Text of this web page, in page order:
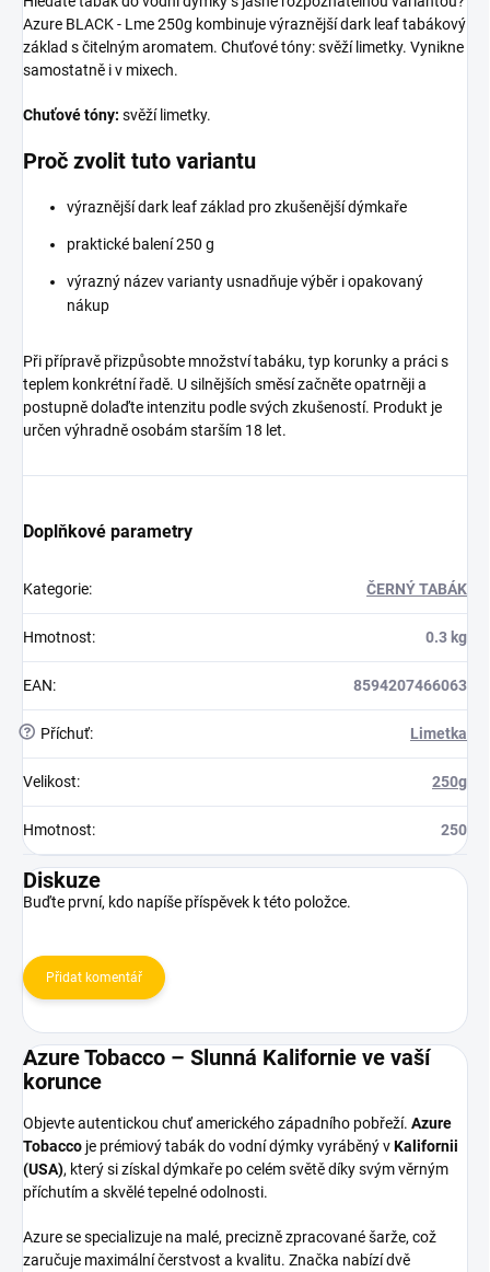
Azure BLACK - Lme 250g kombinuje výraznější dark leaf tabákový
základ s čitelným aromatem. Chuťové tóny: svěží limetky. Vynikne
samostatně i v mixech.
Chuťové tóny: svěží limetky.
Proč zvolit tuto variantu
výraznější dark leaf základ pro zkušenější dýmkaře
praktické balení 250 g
výrazný název varianty usnadňuje výběr i opakovaný
nákup
Při přípravě přizpůsobte množství tabáku, typ korunky a práci s
teplem konkrétní řadě. U silnějších směsí začněte opatrněji a
postupně dolaďte intenzitu podle svých zkušeností. Produkt je
určen výhradně osobám starším 18 let.
Doplňkové parametry
Kategorie: ČERNÝ TABÁK
Hmotnost: 0.3 kg
EAN: 8594207466063
? Příchuť: Limetka
Velikost: 250g
Hmotnost: 250
Diskuze
Buďte první, kdo napíše příspěvek k této položce.
Přidat komentář
Azure Tobacco – Slunná Kalifornie ve vaší
korunce
Objevte autentickou chuť amerického západního pobřeží. Azure
Tobacco je prémiový tabák do vodní dýmky vyráběný vKalifornii
(USA), který si získal dýmkaře po celém světě díky svým věrným
příchutím a skvělé tepelné odolnosti.
Azure se specializuje na malé, precizně zpracované šarže, což
zaručuje maximální čerstvost a kvalitu. Značka nabízí dvě